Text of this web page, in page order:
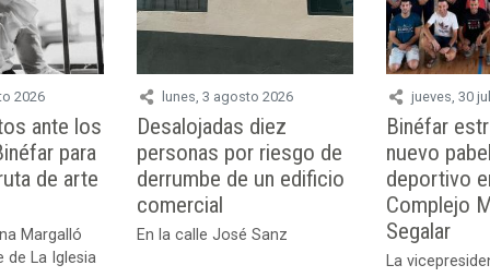
2026
ante los
para
de arte
Margalló
de La Iglesia
lunes, 3 agosto 2026
Desalojadas diez
personas por riesgo de
derrumbe de un edificio
comercial
En la calle José Sanz
jueves, 30
Binéfar
nuevo
deportivo
Complejo
Segalar
La